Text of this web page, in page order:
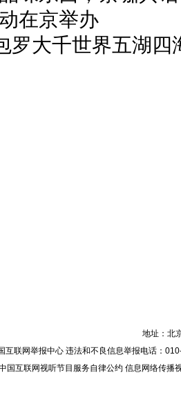
在京举办
罗大千世界五湖四
地址：北
互联网举报中心违法和不良信息举报电话：
国互联网视听节目服务自律公约 信息网络传